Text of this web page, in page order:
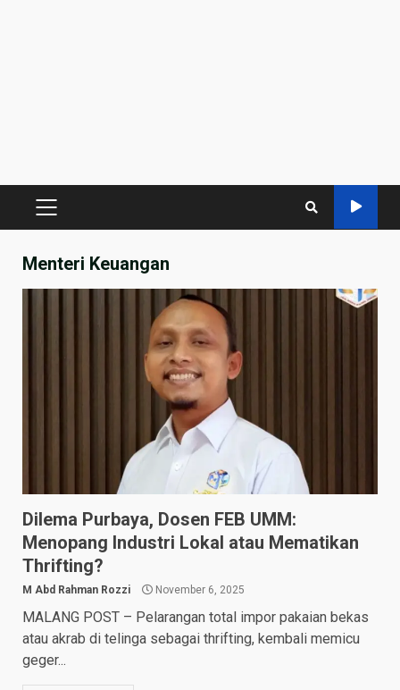
PRIMARY
Menteri Keuangan
Dilema Purbaya, Dosen FEB UMM:
Menopang Industri Lokal atau Mematikan
Thrifting?
M Abd Rahman Rozzi November 6, 2025
MALANG POST – Pelarangan total impor pakaian bekas
atau akrab di telinga sebagai thrifting, kembali memicu
geger...